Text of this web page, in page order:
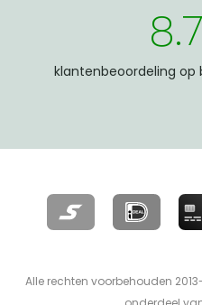
klantenbeoordeling op
Alle rechten voorbehouden